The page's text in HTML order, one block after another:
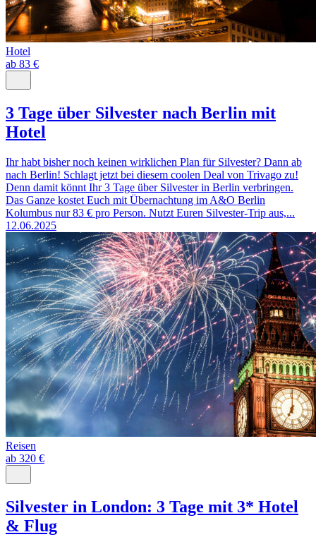
Hotel
ab 83 €
3 Tage über Silvester nach Berlin mit
Hotel
Ihr habt bisher noch keinen wirklichen Plan für Silvester? Dann ab
nach Berlin! Schlagt jetzt bei diesem coolen Deal von Trivago zu!
Denn damit könnt Ihr 3 Tage über Silvester in Berlin verbringen.
Das Ganze kostet Euch mit Übernachtung im A&O Berlin
Kolumbus nur 83 € pro Person. Nutzt Euren Silvester-Trip aus,...
12.06.2025
Reisen
ab 320 €
Silvester in London: 3 Tage mit 3* Hotel
& Flug